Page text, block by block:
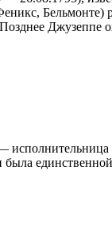
Бельмонте)
Джузеппе